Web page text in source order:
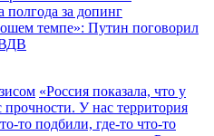
полгода за допинг
темпе»: Путин поговорил
«Россия показала, что у
прочности. У нас территория
то подбили, где-то что-то